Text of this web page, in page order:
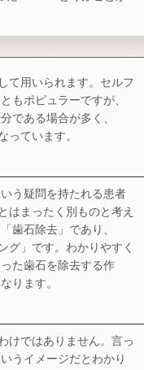
て用いられます。セルフ
もポピュラーですが、
である場合が多く、
っています。
う疑問を持たれる患者
はまったく別ものと考え
歯石除去」であり、
グ」です。わかりやすく
た歯石を除去する作
ります。
けではありません。言っ
うイメージだとわかり